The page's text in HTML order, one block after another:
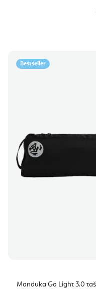
Bestseller
Manduka Go Light 3.0